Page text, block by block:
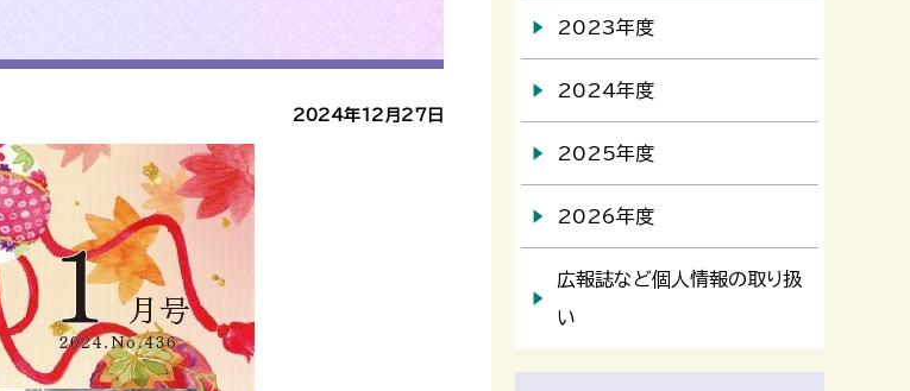
2024年12月27日
2023年度
2024年度
2025年度
2026年度
広報誌など個人情報の取り扱
い